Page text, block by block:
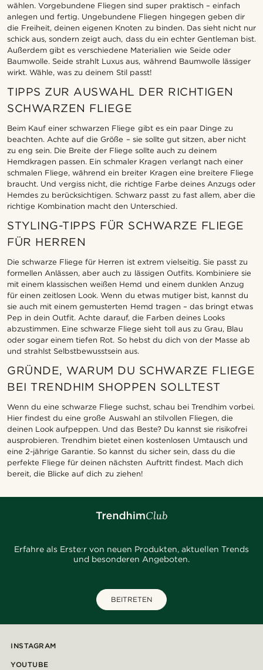
wählen. Vorgebundene Fliegen sind super praktisch – einfach
anlegen und fertig. Ungebundene Fliegen hingegen geben dir
die Freiheit, deinen eigenen Knoten zu binden. Das sieht nicht nur
schick aus, sondern zeigt auch, dass du ein echter Gentleman bist.
Außerdem gibt es verschiedene Materialien wie Seide oder
Baumwolle. Seide strahlt Luxus aus, während Baumwolle lässiger
wirkt. Wähle, was zu deinem Stil passt!
TIPPS ZUR AUSWAHL DER RICHTIGEN
SCHWARZEN FLIEGE
Beim Kauf einer schwarzen Fliege gibt es ein paar Dinge zu
beachten. Achte auf die Größe – sie sollte gut sitzen, aber nicht
zu eng sein. Die Breite der Fliege sollte auch zu deinem
Hemdkragen passen. Ein schmaler Kragen verlangt nach einer
schmalen Fliege, während ein breiter Kragen eine breitere Fliege
braucht. Und vergiss nicht, die richtige Farbe deines Anzugs oder
Hemdes zu berücksichtigen. Schwarz passt zu fast allem, aber die
richtige Kombination macht den Unterschied.
STYLING-TIPPS FÜR SCHWARZE FLIEGE
FÜR HERREN
Die schwarze Fliege für Herren ist extrem vielseitig. Sie passt zu
formellen Anlässen, aber auch zu lässigen Outfits. Kombiniere sie
mit einem klassischen weißen Hemd und einem dunklen Anzug
für einen zeitlosen Look. Wenn du etwas mutiger bist, kannst du
sie auch mit einem gemusterten Hemd tragen – das bringt etwas
Pep in dein Outfit. Achte darauf, die Farben deines Looks
abzustimmen. Eine schwarze Fliege sieht toll aus zu Grau, Blau
oder sogar einem tiefen Rot. So hebst du dich von der Masse ab
und strahlst Selbstbewusstsein aus.
GRÜNDE, WARUM DU SCHWARZE FLIEGE
BEI TRENDHIM SHOPPEN SOLLTEST
Wenn du eine schwarze Fliege suchst, schau bei Trendhim vorbei.
Hier findest du eine große Auswahl an stilvollen Fliegen, die
deinen Look aufpeppen. Und das Beste? Du kannst sie risikofrei
ausprobieren. Trendhim bietet einen kostenlosen Umtausch und
eine 2-jährige Garantie. So kannst du sicher sein, dass du die
perfekte Fliege für deinen nächsten Auftritt findest. Mach dich
bereit, die Blicke auf dich zu ziehen!
Erfahre als Erste:r von neuen Produkten, aktuellen Trends
und besonderen Angeboten.
BEITRETEN
INSTAGRAM
YOUTUBE